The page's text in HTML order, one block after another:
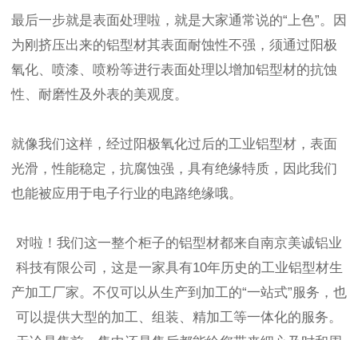
最后一步就是表面处理啦，就是大家通常说的“上色”。因
为刚挤压出来的铝型材其表面耐蚀性不强，须通过阳极
氧化、喷漆、喷粉等进行表面处理以增加铝型材的抗蚀
性、耐磨性及外表的美观度。
就像我们这样，经过阳极氧化过后的工业铝型材，表面
光滑，性能稳定，抗腐蚀强，具有绝缘特质，因此我们
也能被应用于电子行业的电路绝缘哦。
对啦！我们这一整个柜子的铝型材都来自南京美诚铝业
科技有限公司，这是一家具有10年历史的工业铝型材生
产加工厂家。不仅可以从生产到加工的“一站式”服务，也
可以提供大型的加工、组装、精加工等一体化的服务。